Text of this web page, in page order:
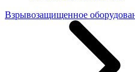
Взрывозащищенное